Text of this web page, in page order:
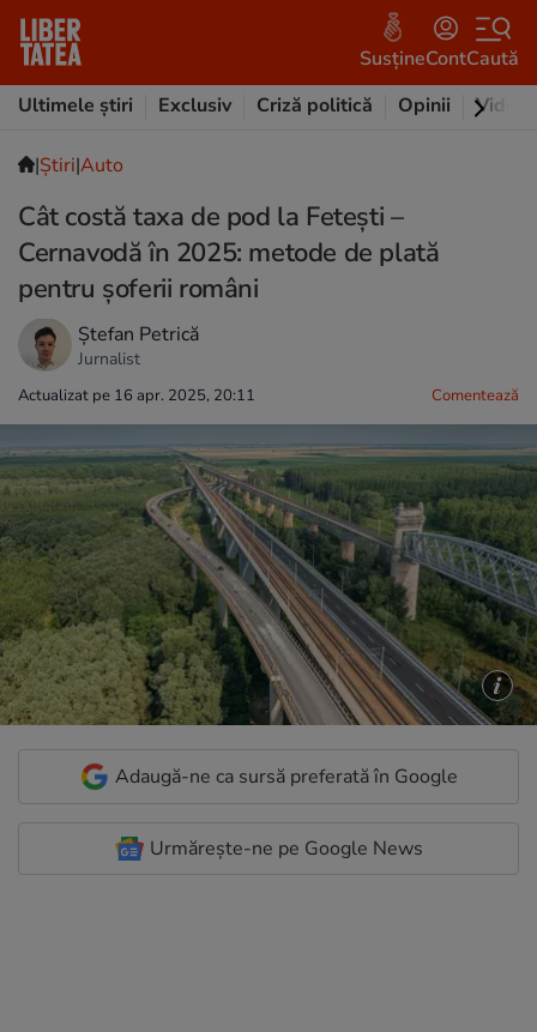
SusțineContCaută
Ultimele știri
Exclusiv Criză politică Opinii Video
|Ştiri|Auto
Cât costă taxa de pod la Feteşti –
Cernavodă în 2025: metode de plată
pentru șoferii români
Ștefan Petrică
Jurnalist
Actualizat pe 16 apr. 2025, 20:11 Comentează
Adaugă-ne ca sursă preferată în Google
Urmărește-ne pe Google News